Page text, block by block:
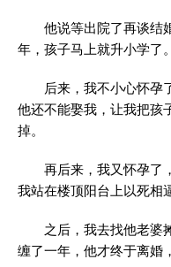
他说等出院了再谈结
年，孩子马上就升小学了。
后来，我不小心怀孕
他还不能娶我，让我把孩
掉。
再后来，我又怀孕了
我站在楼顶阳台上以死相
之后，我去找他老婆
缠了一年，他才终于离婚